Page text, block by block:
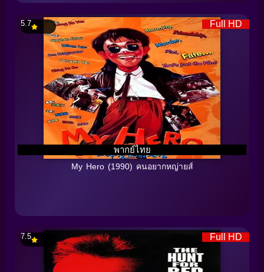
Full HD
พากย์ไทย
5.7
My Hero (1990) คนอยากหญ่ายส์
Full HD
7.5